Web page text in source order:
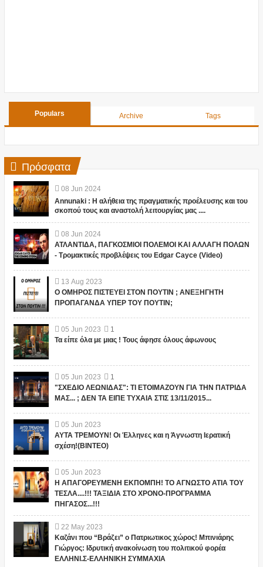
Populars Archive Tags
Πρόσφατα
08 Jun 2024
Annunaki : Η αλήθεια της πραγματικής προέλευσης και του
σκοπού τους και αναστολή λειτουργίας μας ....
08 Jun 2024
ΑΤΛΑΝΤΙΔΑ, ΠΑΓΚΟΣΜΙΟΙ ΠΟΛΕΜΟΙ ΚΑΙ ΑΛΛΑΓΗ ΠΟΛΩΝ
- Τρομακτικές προβλέψεις του Edgar Cayce (Video)
13 Aug 2023
Ο ΟΜΗΡΟΣ ΠΙΣΤΕΥΕΙ ΣΤΟΝ ΠΟΥΤΙΝ ; ΑΝΕΞΗΓΗΤΗ
ΠΡΟΠΑΓΑΝΔΑ ΥΠΕΡ ΤΟΥ ΠΟΥΤΙΝ;
05 Jun 2023
1
Τα είπε όλα με μιας ! Τους άφησε όλους άφωνους
05 Jun 2023
1
"ΣΧΕΔΙΟ ΛΕΩΝΙΔΑΣ": ΤΙ ΕΤΟΙΜΑΖΟΥΝ ΓΙΑ ΤΗΝ ΠΑΤΡΙΔΑ
ΜΑΣ... ; ΔΕΝ ΤΑ ΕΙΠΕ ΤΥΧΑΙΑ ΣΤΙΣ 13/11/2015...
05 Jun 2023
ΑΥΤΑ ΤΡΕΜΟΥΝ! Οι Έλληνες και η Άγνωστη Ιερατική
σχέση!(ΒΙΝΤΕΟ)
05 Jun 2023
Η ΑΠΑΓΟΡΕΥΜΕΝΗ ΕΚΠΟΜΠΗ! ΤΟ ΑΓΝΩΣΤΟ ΑΤΙΑ ΤΟΥ
ΤΕΣΛΑ....!!! ΤΑΞΙΔΙΑ ΣΤΟ ΧΡΟΝΟ-ΠΡΟΓΡΑΜΜΑ
ΠΗΓΑΣΟΣ...!!!
22 May 2023
Καζάνι που “Βράζει” ο Πατριωτικος χώρος! Μπινιάρης
Γιώργος: Ιδρυτική ανακοίνωση του πολιτικού φορέα
ΕΛΛΗΝΙ.Σ-ΕΛΛΗΝΙΚΗ ΣΥΜΜΑΧΙΑ